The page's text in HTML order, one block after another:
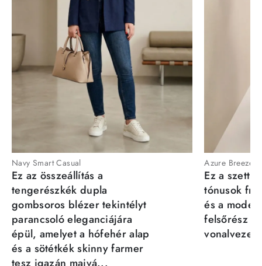
Navy Smart Casual
Ez az összeállítás a
tengerészkék dupla
gombsoros blézer tekintélyt
parancsoló eleganciájára
épül, amelyet a hófehér alap
és a sötétkék skinny farmer
Azure Breeze
Ez a szett
tónusok
és a
felsőrész